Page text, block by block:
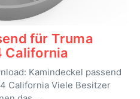
für Truma
California
Kamindeckel passend
California Viele Besitzer